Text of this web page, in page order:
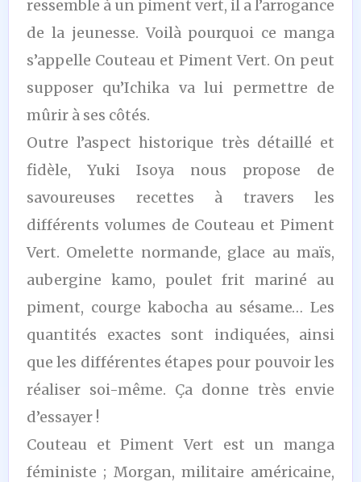
ressemble à un piment vert, il a l’arrogance
de la jeunesse. Voilà pourquoi ce manga
s’appelle Couteau et Piment Vert. On peut
supposer qu’Ichika va lui permettre de
mûrir à ses côtés.
Outre l’aspect historique très détaillé et
fidèle, Yuki Isoya nous propose de
savoureuses recettes à travers les
différents volumes de Couteau et Piment
Vert. Omelette normande, glace au maïs,
aubergine kamo, poulet frit mariné au
piment, courge kabocha au sésame… Les
quantités exactes sont indiquées, ainsi
que les différentes étapes pour pouvoir les
réaliser soi-même. Ça donne très envie
d’essayer !
Couteau et Piment Vert est un manga
féministe ; Morgan, militaire américaine,